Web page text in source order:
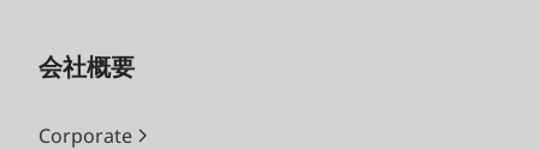
会社概要
Corporate